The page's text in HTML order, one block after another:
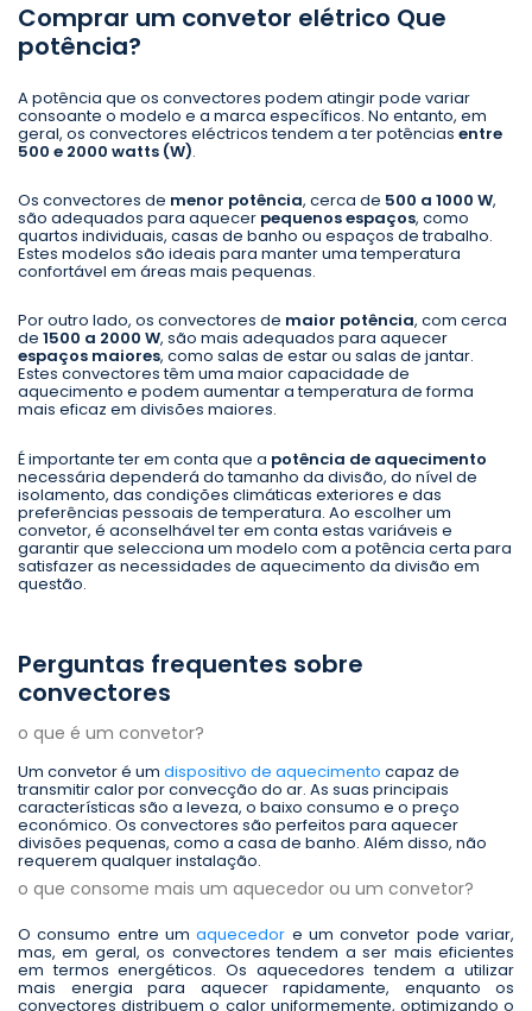
Comprar um convetor elétrico Que
potência?
A potência que os convectores podem atingir pode variar
consoante o modelo e a marca específicos. No entanto, em
geral, os convectores eléctricos tendem a ter potências entre
500 e 2000 watts (W).
Os convectores de menor potência, cerca de 500 a 1000 W,
são adequados para aquecer pequenos espaços, como
quartos individuais, casas de banho ou espaços de trabalho.
Estes modelos são ideais para manter uma temperatura
confortável em áreas mais pequenas.
Por outro lado, os convectores de maior potência, com cerca
de 1500 a 2000 W, são mais adequados para aquecer
espaços maiores, como salas de estar ou salas de jantar.
Estes convectores têm uma maior capacidade de
aquecimento e podem aumentar a temperatura de forma
mais eficaz em divisões maiores.
É importante ter em conta que a potência de aquecimento
necessária dependerá do tamanho da divisão, do nível de
isolamento, das condições climáticas exteriores e das
preferências pessoais de temperatura. Ao escolher um
convetor, é aconselhável ter em conta estas variáveis e
garantir que selecciona um modelo com a potência certa para
satisfazer as necessidades de aquecimento da divisão em
questão.
Perguntas frequentes sobre
convectores
o que é um convetor?
Um convetor é um dispositivo de aquecimento capaz de
transmitir calor por convecção do ar. As suas principais
características são a leveza, o baixo consumo e o preço
económico. Os convectores são perfeitos para aquecer
divisões pequenas, como a casa de banho. Além disso, não
requerem qualquer instalação.
o que consome mais um aquecedor ou um convetor?
O consumo entre umaquecedor e um convetor pode variar,
mas, em geral, os convectores tendem a ser mais eficientes
em termos energéticos. Os aquecedores tendem a utilizar
mais energia para aquecer rapidamente, enquanto os
convectores distribuem o calor uniformemente, optimizando o